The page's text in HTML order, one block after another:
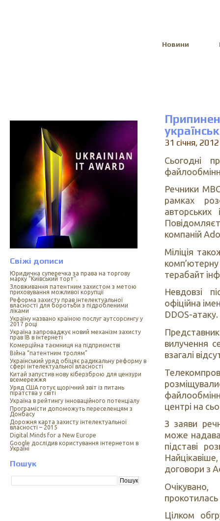
Новини
Свіжі дописи
Юридична суперечка за права на торгову
марку “Київський торт”.
Зловживання патентним захистом з метою
приховування можливої корупції
Реформа захисту прав інтелектуальної
власності для боротьби з підробленими
ліками
Україну названо країною послуг аутсорсингу у
2017 році
Україна запроваджує новий механізм захисту
прав ІВ в інтернеті
Комерційна таємниця на підприємстві
Війна “патентним тролям”
Український уряд обіцяє радикальну реформу в
сфері інтелектуальної власності
Китай запустив нову кіберзброю для цензури
всемережжя
Уряд США готує щорічний звіт із питань
піратства у світі
Україна в рейтингу інноваційного потенціалу
Програмісти допоможуть переселенцям з
Донбасу
Дорожня карта захисту інтелектуальної
власності – 2015
Digital Minds for a New Europe
Google дослідив користування інтернетом в
Україні
Пошук
31 січня, 2012
Cьогодні
Речники
рамках
компаній
Міліція
комп’ютерну
терабайт
Невдовзі
офіційна
DDОS-атаку.
вилучення
взагалі
центрі на
З заяви
може
підставі
договори з
прокотилась
Цілком